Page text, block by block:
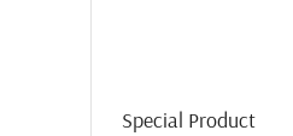
Special Product